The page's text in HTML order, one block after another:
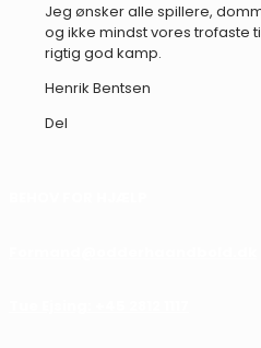
Jeg ønsker alle spillere,
og ikke mindst vores trofaste
rigtig god kamp.
Henrik Bentsen
Del